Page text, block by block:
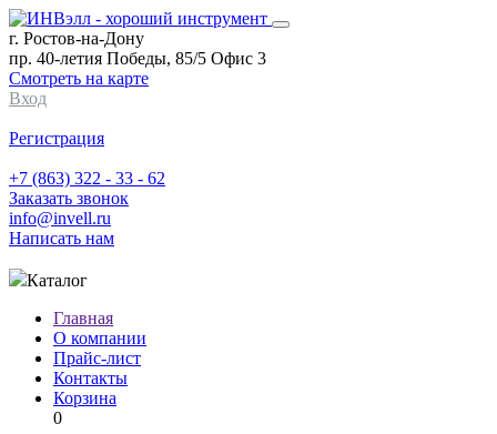
г. Ростов-на-Дону
пр. 40-летия Победы, 85/5 Офис 3
Смотреть на карте
Вход
Регистрация
+7 (863) 322 - 33 - 62
Заказать звонок
info@invell.ru
Написать нам
Каталог
Главная
О компании
Прайс-лист
Контакты
Корзина
0